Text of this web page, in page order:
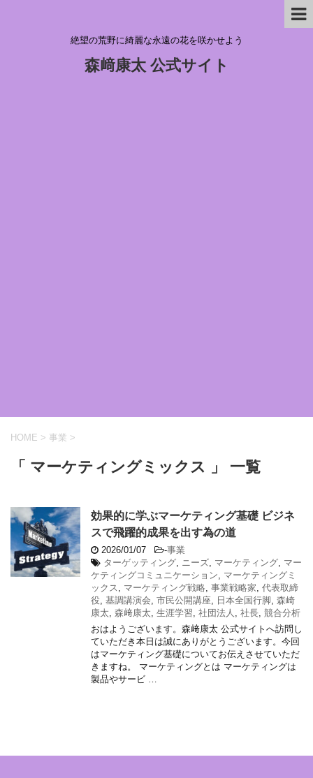
絶望の荒野に綺麗な永遠の花を咲かせよう
森﨑康太 公式サイト
HOME > 事業 >
「 マーケティングミックス 」 一覧
効果的に学ぶマーケティング基礎 ビジネ
スで飛躍的成果を出す為の道
2026/01/07 -事業
ターゲッティング
ニーズ マーケティング マー
ケティングコミュニケーション
マーケティングミ
ックス
マーケティング戦略 事業戦略家 代表取締
役 基調講演会 市民公開講座 日本全国行脚 森崎
康太 森﨑康太 生涯学習 社団法人 社長 競合分析
おはようございます。森﨑康太 公式サイトへ訪問し
ていただき本日は誠にありがとうございます。今回
はマーケティング基礎についてお伝えさせていただ
きますね。 マーケティングとは マーケティングは
製品やサービ …